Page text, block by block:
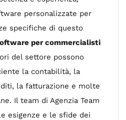
personalizzate per
specifiche di questo
per commercialisti
del settore possono
la contabilità, la
la fatturazione e molte
Il team di Agenzia Team
esigenze e le sfide dei